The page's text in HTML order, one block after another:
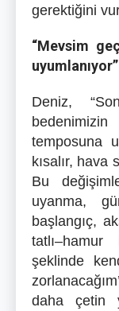
gerektiğini
“Mevsim
uyumlanıyor”
Deniz,
temposuna
kısalır,
Bu
uyanma,
başlangıç,
şeklinde
daha çetin